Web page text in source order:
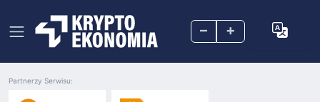
– +
Partnerzy Serwisu: